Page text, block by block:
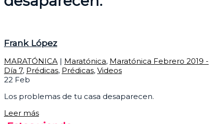
Frank López
MARATÓNICA | Maratónica, Maratónica Febrero 2019 -
Día 7, Prédicas, Prédicas, Videos
22 Feb
Los problemas de tu casa desaparecen.
Leer más